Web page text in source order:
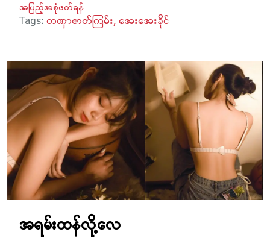
အပြည့်အစုံဖတ်ရန်
Tags:တဏှာဇာတ်ကြမ်း အေးအေးခိုင်
အရမ်းထန်လို့လေ